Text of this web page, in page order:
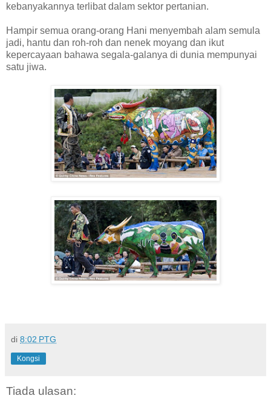
kebanyakannya terlibat dalam sektor pertanian.
Hampir semua orang-orang Hani menyembah alam semula
jadi, hantu dan roh-roh dan nenek moyang dan ikut
kepercayaan bahawa segala-galanya di dunia mempunyai
satu jiwa.
di 8:02 PTG
Kongsi
Tiada ulasan: